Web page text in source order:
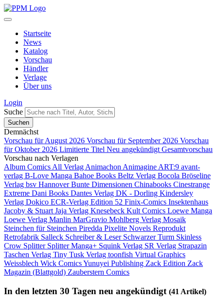
Startseite
News
Katalog
Vorschau
Händler
Verlage
Über uns
Login
Suche
Demnächst
Vorschau für August 2026 Vorschau für September 2026 Vorschau
für Oktober 2026 Limitierte Titel Neu angekündigt Gesamtvorschau
Vorschau nach Verlagen
Album Comics All Verlag Animachon Animagine ART:9 avant-
verlag B-Love Manga Bahoe Books Beltz Verlag Bocola Bröseline
Verlag bsv HannoverBunte Dimensionen Chinabooks Cinestrange
Extreme Dani Books Dantes Verlag DK - Dorling Kindersley
Verlag Dokico ECR-Verlag Edition 52 Finix-Comics Insektenhaus
Jacoby & Stuart Jaja Verlag Knesebeck Kult Comics Loewe Manga
Loewe Verlag Manlin MarGravio Mohlberg Verlag Mosaik
Steinchen für Steinchen Piredda Pixelite Novels Reprodukt
Retrofabrik Salleck Schreiber & Leser Schwarzer Turm Skinless
Crow Splitter Splitter Manga+ Squink Verlag SR Verlag Strapazin
Taschen Verlag Tiny Tusk Verlag toonfish Virtual Graphics
Weissblech Wick ComicsYunuyei Publishing Zack Edition Zack
Magazin (Blattgold) Zauberstern Comics
In den letzten 30 Tagen neu angekündigt (41 Artikel)